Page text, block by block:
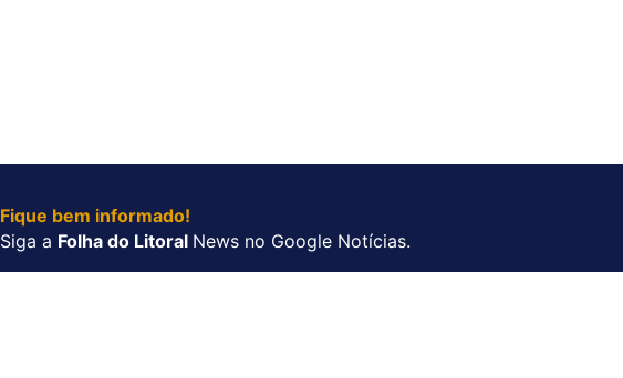
Fique bem informado!
Siga a Folha do Litoral News no Google Notícias.